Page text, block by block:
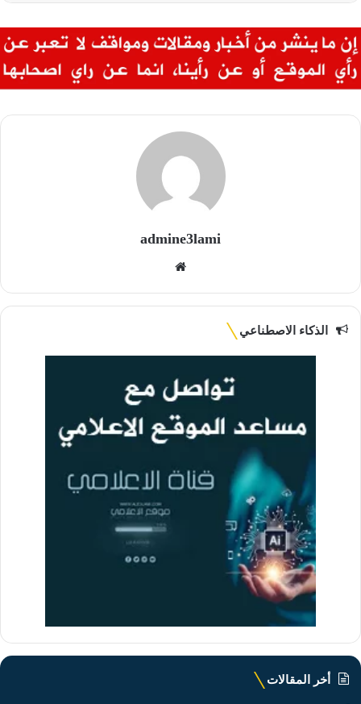
admine3lami
الذكاء الاصطناعي
أخر المقالات